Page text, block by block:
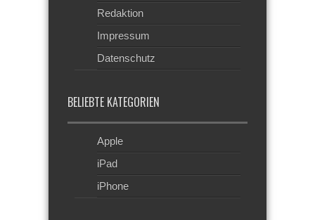
Redaktion
Impressum
Datenschutz
BELIEBTE KATEGORIEN
Apple
iPad
iPhone